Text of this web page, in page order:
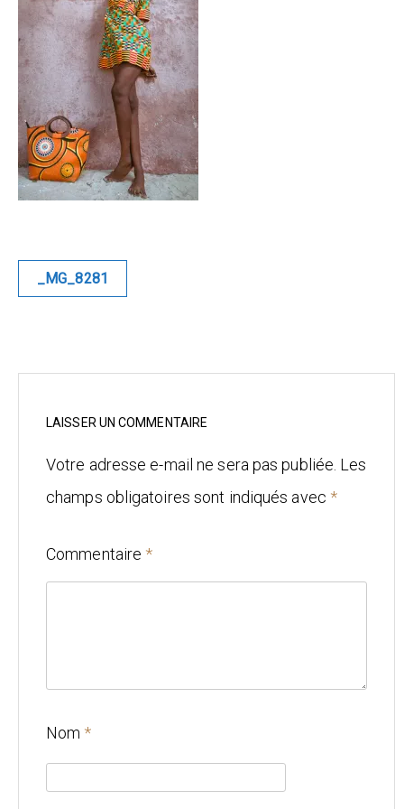
Blue
Equilibre
Renaissance
Afrofuturiste
Sunustreet
Fashion
Industrielle
Mariage
Architecture
Navigation
_MG_8281
LAISSER UN COMMENTAIRE
Votre adresse e-mail ne sera pas publiée. Les
champs obligatoires sont indiqués avec *
Commentaire *
Nom *